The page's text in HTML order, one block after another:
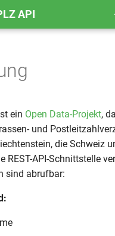
API
und Orte
ein Open Data-Projekt,
und
die Schweiz
REST-API-Schnittstelle
sind abrufbar: